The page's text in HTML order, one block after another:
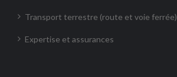
Transport terrestre (route et voie ferrée)
Expertise et assurances